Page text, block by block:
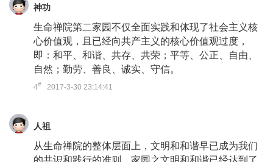
神功
生命禅院第二家园不仅全面实践和体现了社会主义核
心价值观，且已经向共产主义的核心价值观过度，
即：和平、和谐、共存、共荣；平等、公正、自由、
自然；勤劳、善良、诚实、守信。
4# 2017-3-30 23:14:41
人祖
从生命禅院的整体层面上，文明和和谐早已成为我们
的共识和践行的准则，家园之文明和和谐已经达到了